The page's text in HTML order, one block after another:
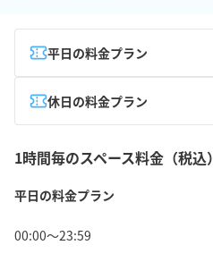
平日の料金プラン
休日の料金プラン
1時間毎のスペース料金（税込）
平日の料金プラン
00:00〜23:59